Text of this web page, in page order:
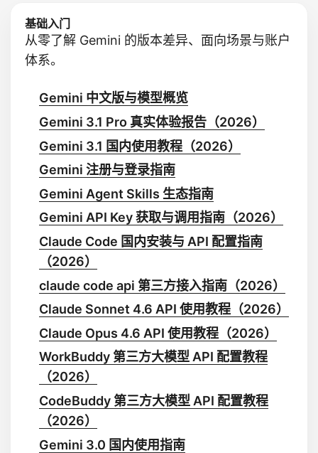
基础入门
从零了解 Gemini 的版本差异、面向场景与账户
体系。
Gemini 中文版与模型概览
Gemini 3.1 Pro 真实体验报告（2026）
Gemini 3.1 国内使用教程（2026）
Gemini 注册与登录指南
Gemini Agent Skills 生态指南
Gemini API Key 获取与调用指南（2026）
Claude Code 国内安装与 API 配置指南
（2026）
claude code api 第三方接入指南（2026）
Claude Sonnet 4.6 API 使用教程（2026）
Claude Opus 4.6 API 使用教程（2026）
WorkBuddy 第三方大模型 API 配置教程
（2026）
CodeBuddy 第三方大模型 API 配置教程
（2026）
Gemini 3.0 国内使用指南